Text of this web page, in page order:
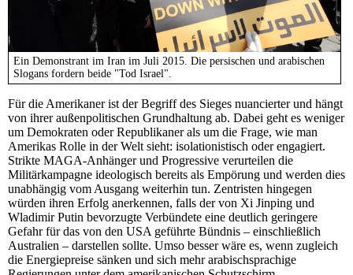
Ein Demonstrant im Iran im Juli 2015. Die persischen und arabischen
Slogans fordern beide "Tod Israel".
Für die Amerikaner ist der Begriff des Sieges nuancierter und hängt
von ihrer außenpolitischen Grundhaltung ab. Dabei geht es weniger
um Demokraten oder Republikaner als um die Frage, wie man
Amerikas Rolle in der Welt sieht: isolationistisch oder engagiert.
Strikte MAGA-Anhänger und Progressive verurteilen die
Militärkampagne ideologisch bereits als Empörung und werden dies
unabhängig vom Ausgang weiterhin tun. Zentristen hingegen
würden ihren Erfolg anerkennen, falls der von Xi Jinping und
Wladimir Putin bevorzugte Verbündete eine deutlich geringere
Gefahr für das von den USA geführte Bündnis – einschließlich
Australien – darstellen sollte. Umso besser wäre es, wenn zugleich
die Energiepreise sänken und sich mehr arabischsprachige